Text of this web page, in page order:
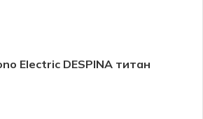
Electric DESPINA титан